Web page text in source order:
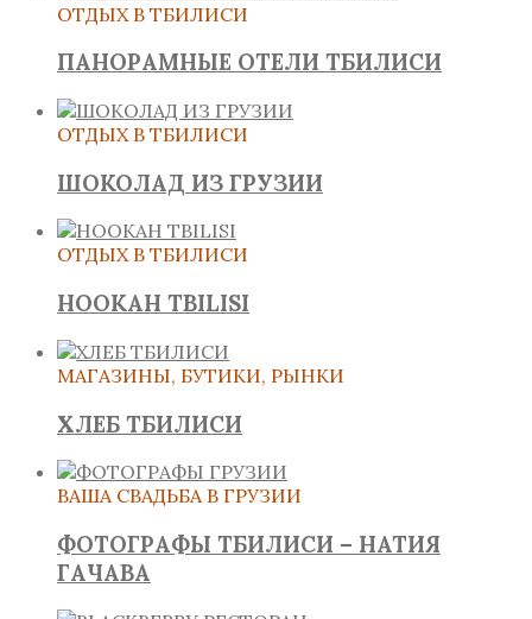
ОТДЫХ В ТБИЛИСИ
ПАНОРАМНЫЕ ОТЕЛИ ТБИЛИСИ
ОТДЫХ В ТБИЛИСИ
ШОКОЛАД ИЗ ГРУЗИИ
ОТДЫХ В ТБИЛИСИ
HOOKAH TBILISI
МАГАЗИНЫ, БУТИКИ, РЫНКИ
ХЛЕБ ТБИЛИСИ
ВАША СВАДЬБА В ГРУЗИИ
ФОТОГРАФЫ ТБИЛИСИ – НАТИЯ
ГАЧАВА